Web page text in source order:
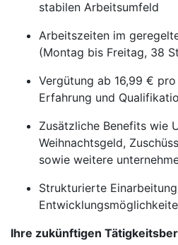
stabilen Arbeitsumfeld
Arbeitszeiten im
(Montag bis Freitag, 38
Vergütung ab 16,99 €
Erfahrung und
Zusätzliche Benefits wie
Weihnachtsgeld,
sowie weitere
Strukturierte
Ihre zukünftigen